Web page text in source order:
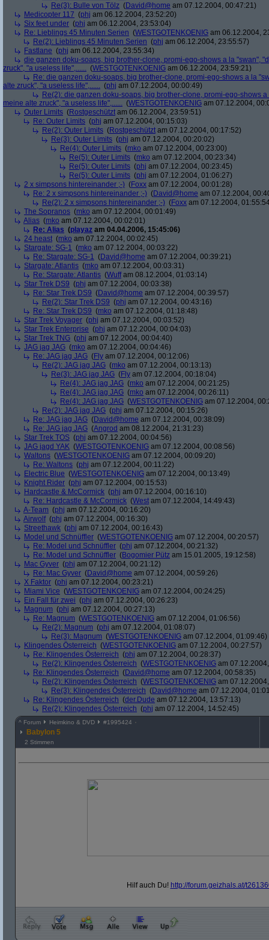
Re(3): Bulle von Tölz (David@home am 07.12.2004, 00:47:21)
Medicopter 117 (phj am 06.12.2004, 23:52:20)
Six feet under (phj am 06.12.2004, 23:53:04)
Re: Lieblings 45 Minuten Serien (WESTGOTENKOENIG am 06.12.2004,
Re(2): Lieblings 45 Minuten Serien (phj am 06.12.2004, 23:55:57)
Fastlane (phj am 06.12.2004, 23:55:34)
die ganzen doku-soaps, big brother-clone, promi-ego-shows a la "swan",
zruck", "a useless life",...... (WESTGOTENKOENIG am 06.12.2004, 23:59:21)
Re: die ganzen doku-soaps, big brother-clone, promi-ego-shows a la
alte zruck", "a useless life",...... (phj am 07.12.2004, 00:00:49)
Re(2): die ganzen doku-soaps, big brother-clone, promi-ego-shows
meine alte zruck", "a useless life",...... (WESTGOTENKOENIG am 07.12.2004,
Outer Limits (Rostgeschützt am 06.12.2004, 23:59:51)
Re: Outer Limits (phj am 07.12.2004, 00:15:03)
Re(2): Outer Limits (Rostgeschützt am 07.12.2004, 00:17:52)
Re(3): Outer Limits (phj am 07.12.2004, 00:20:02)
Re(4): Outer Limits (mko am 07.12.2004, 00:23:00)
Re(5): Outer Limits (mko am 07.12.2004, 00:23:34)
Re(5): Outer Limits (phj am 07.12.2004, 00:23:45)
Re(5): Outer Limits (phj am 07.12.2004, 01:06:27)
2 x simpsons hintereinander ;-) (Foxx am 07.12.2004, 00:01:28)
Re: 2 x simpsons hintereinander ;-) (David@home am 07.12.2004,
Re(2): 2 x simpsons hintereinander ;-) (Foxx am 07.12.2004,
The Sopranos (mko am 07.12.2004, 00:01:49)
Alias (mko am 07.12.2004, 00:02:01)
Re: Alias (playaz am 04.04.2006, 15:45:06)
24 heast (mko am 07.12.2004, 00:02:45)
Stargate: SG-1 (mko am 07.12.2004, 00:03:22)
Re: Stargate: SG-1 (David@home am 07.12.2004, 00:39:21)
Stargate: Atlantis (mko am 07.12.2004, 00:03:31)
Re: Stargate: Atlantis (Wuffam 08.12.2004, 01:03:14)
Star Trek DS9 (phj am 07.12.2004, 00:03:38)
Re: Star Trek DS9 (David@home am 07.12.2004, 00:39:57)
Re(2): Star Trek DS9 (phj am 07.12.2004, 00:43:16)
Re: Star Trek DS9 (mko am 07.12.2004, 01:18:48)
Star Trek Voyager (phj am 07.12.2004, 00:03:52)
Star Trek Enterprise (phj am 07.12.2004, 00:04:03)
Star Trek TNG (phj am 07.12.2004, 00:04:40)
JAG jag JAG (mko am 07.12.2004, 00:04:46)
Re: JAG jag JAG (Fly am 07.12.2004, 00:12:06)
Re(2): JAG jag JAG (mko am 07.12.2004, 00:13:13)
Re(3): JAG jag JAG (Fly am 07.12.2004, 00:18:04)
Re(4): JAG jag JAG (mko am 07.12.2004, 00:21:25)
Re(4): JAG jag JAG (mko am 07.12.2004, 00:26:11)
Re(4): JAG jag JAG (WESTGOTENKOENIG am 07.12.2004,
Re(2): JAG jag JAG (phj am 07.12.2004, 00:15:26)
Re: JAG jag JAG (David@home am 07.12.2004, 00:38:09)
Re: JAG jag JAG (Angrod am 08.12.2004, 21:31:23)
Star Trek TOS (phj am 07.12.2004, 00:04:56)
JAG jagd YAK (WESTGOTENKOENIG am 07.12.2004, 00:08:56)
Waltons (WESTGOTENKOENIG am 07.12.2004, 00:09:20)
Re: Waltons (phj am 07.12.2004, 00:11:22)
Electric Blue (WESTGOTENKOENIG am 07.12.2004, 00:13:49)
Knight Rider (phj am 07.12.2004, 00:15:53)
Hardcastle & McCormick (phj am 07.12.2004, 00:16:10)
Re: Hardcastle & McCormick (West am 07.12.2004, 14:49:43)
A-Team (phj am 07.12.2004, 00:16:20)
Airwolf(phj am 07.12.2004, 00:16:30)
Streethawk (phj am 07.12.2004, 00:16:43)
Model und Schnüffler (WESTGOTENKOENIG am 07.12.2004, 00:20:57)
Re: Model und Schnüffler (phj am 07.12.2004, 00:21:32)
Re: Model und Schnüffler (Bogomier Pütz am 15.01.2005, 19:12:58)
Mac Gyver (phj am 07.12.2004, 00:21:12)
Re: Mac Gyver (David@home am 07.12.2004, 00:59:26)
X Faktor (phj am 07.12.2004, 00:23:21)
Miami Vice (WESTGOTENKOENIG am 07.12.2004, 00:24:25)
Ein Fall für zwei (phj am 07.12.2004, 00:26:23)
Magnum (phj am 07.12.2004, 00:27:13)
Re: Magnum (WESTGOTENKOENIG am 07.12.2004, 01:06:56)
Re(2): Magnum (phj am 07.12.2004, 01:08:07)
Re(3): Magnum (WESTGOTENKOENIG am 07.12.2004, 01:09:46)
Klingendes Österreich (WESTGOTENKOENIG am 07.12.2004, 00:27:57)
Re: Klingendes Österreich (phj am 07.12.2004, 00:28:37)
Re(2): Klingendes Österreich (WESTGOTENKOENIG am
Re: Klingendes Österreich (David@home am 07.12.2004, 00:58:35)
Re(2): Klingendes Österreich (WESTGOTENKOENIG am
Re(3): Klingendes Österreich (David@home am 07.12.2004,
Re: Klingendes Österreich (der.Dude am 07.12.2004, 13:57:13)
Re(2): Klingendes Österreich (phj am 07.12.2004, 14:52:45)
^ Forum Heimkino & DVD #1995424
Babylon 5
2 Stimmen
Hilf auch Du! http://forum.geizhals.at/